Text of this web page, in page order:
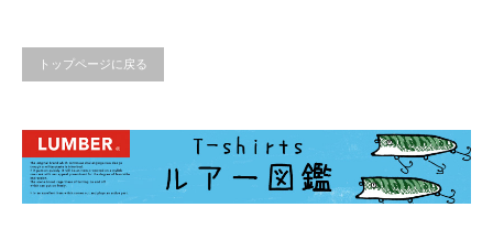
トップページに戻る